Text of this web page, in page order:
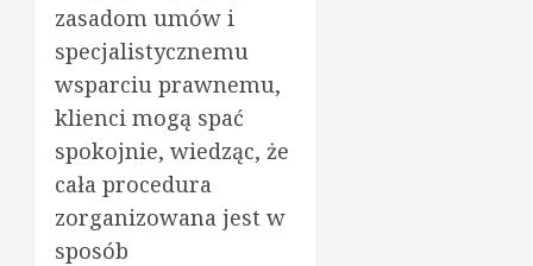
zasadom umów i
specjalistycznemu
wsparciu prawnemu,
klienci mogą spać
spokojnie, wiedząc, że
cała procedura
zorganizowana jest w
sposób